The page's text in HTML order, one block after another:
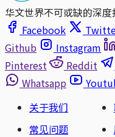
华文世界不可或缺的深
Facebook
Github
Instagram
Pinterest
Reddit
Whatsapp
关于我们
常见问题